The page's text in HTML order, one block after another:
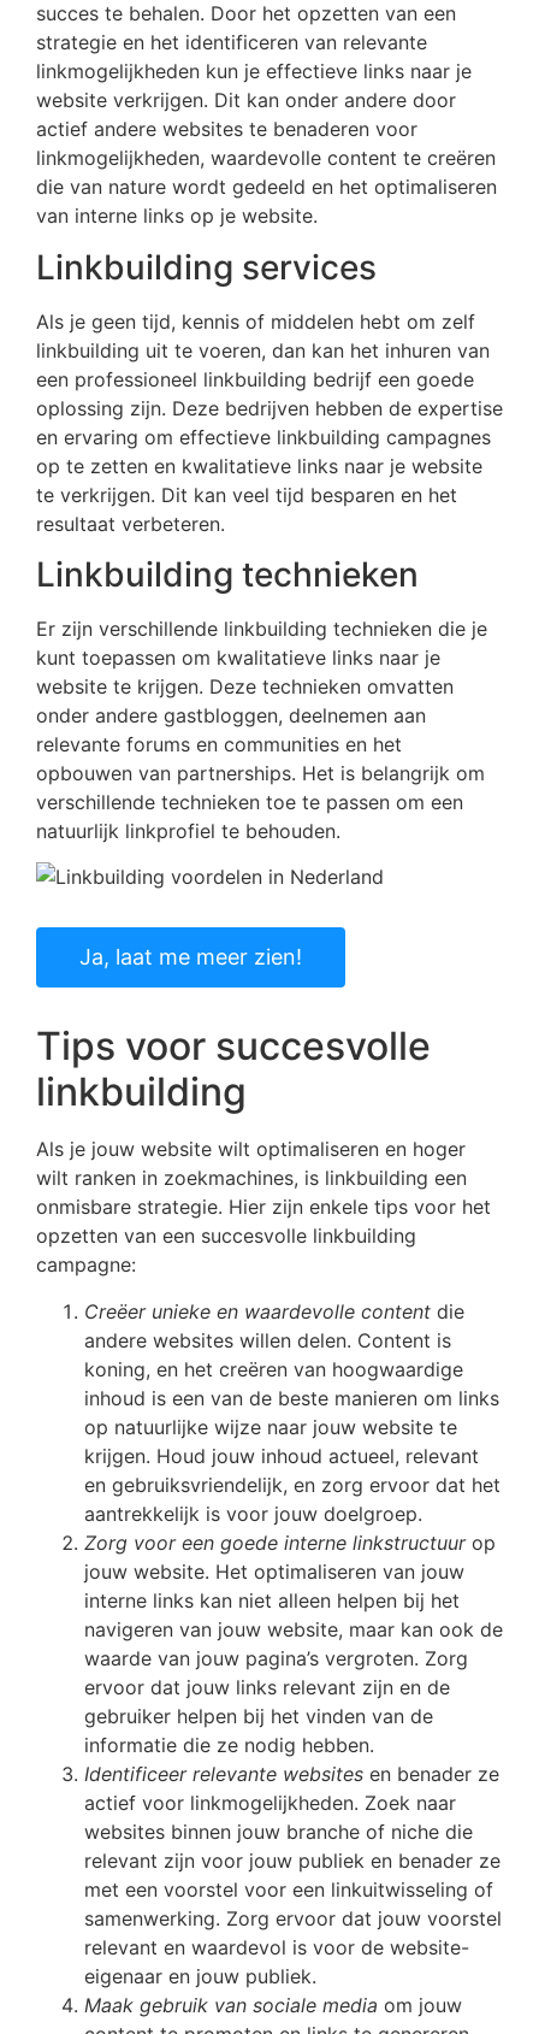
succes te behalen. Door het opzetten van een
strategie en het identificeren van relevante
linkmogelijkheden kun je effectieve links naar je
website verkrijgen. Dit kan onder andere door
actief andere websites te benaderen voor
linkmogelijkheden, waardevolle content te creëren
die van nature wordt gedeeld en het optimaliseren
van interne links op je website.
Linkbuilding services
Als je geen tijd, kennis of middelen hebt om zelf
linkbuilding uit te voeren, dan kan het inhuren van
een professioneel linkbuilding bedrijf een goede
oplossing zijn. Deze bedrijven hebben de expertise
en ervaring om effectieve linkbuilding campagnes
op te zetten en kwalitatieve links naar je website
te verkrijgen. Dit kan veel tijd besparen en het
resultaat verbeteren.
Linkbuilding technieken
Er zijn verschillende linkbuilding technieken die je
kunt toepassen om kwalitatieve links naar je
website te krijgen. Deze technieken omvatten
onder andere gastbloggen, deelnemen aan
relevante forums en communities en het
opbouwen van partnerships. Het is belangrijk om
verschillende technieken toe te passen om een
natuurlijk linkprofiel te behouden.
Ja, laat me meer zien!
Tips voor succesvolle
linkbuilding
Als je jouw website wilt optimaliseren en hoger
wilt ranken in zoekmachines, is linkbuilding een
onmisbare strategie. Hier zijn enkele tips voor het
opzetten van een succesvolle linkbuilding
campagne:
Creëer unieke en waardevolle content die
andere websites willen delen. Content is
koning, en het creëren van hoogwaardige
inhoud is een van de beste manieren om links
op natuurlijke wijze naar jouw website te
krijgen. Houd jouw inhoud actueel, relevant
en gebruiksvriendelijk, en zorg ervoor dat het
aantrekkelijk is voor jouw doelgroep.
Zorg voor een goede interne linkstructuur op
jouw website. Het optimaliseren van jouw
interne links kan niet alleen helpen bij het
navigeren van jouw website, maar kan ook de
waarde van jouw pagina’s vergroten. Zorg
ervoor dat jouw links relevant zijn en de
gebruiker helpen bij het vinden van de
informatie die ze nodig hebben.
Identificeer relevante websites en benader ze
actief voor linkmogelijkheden. Zoek naar
websites binnen jouw branche of niche die
relevant zijn voor jouw publiek en benader ze
met een voorstel voor een linkuitwisseling of
samenwerking. Zorg ervoor dat jouw voorstel
relevant en waardevol is voor de website-
eigenaar en jouw publiek.
Maak gebruik van sociale media om jouw